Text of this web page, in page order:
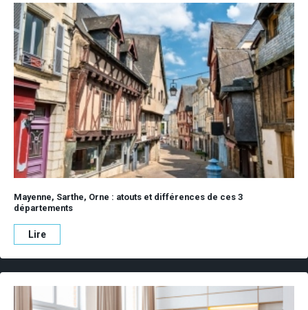
Mayenne, Sarthe, Orne : atouts et différences de ces 3
départements
Lire